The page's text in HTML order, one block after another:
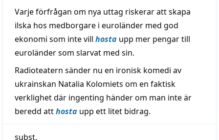
Varje förfrågan om nya uttag riskerar att skapa
ilska hos medborgare i euroländer med god
ekonomi som inte vill hosta upp mer pengar till
euroländer som slarvat med sin.
Radioteatern sänder nu en ironisk komedi av
ukrainskan Natalia Kolomiets om en faktisk
verklighet där ingenting händer om man inte är
beredd atthosta upp ett litet bidrag.
subst.